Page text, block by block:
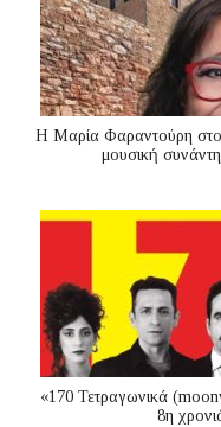
Η Μαρία Φαραντούρη
μουσική
«170 Τετραγωνικά
8η